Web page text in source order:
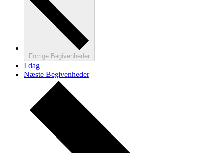
Forrige Begivenheder
I dag
Næste Begivenheder